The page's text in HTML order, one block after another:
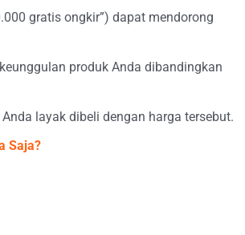
gratis ongkir”) dapat mendorong
produk Anda dibandingkan
layak dibeli dengan harga tersebut.
Saja?